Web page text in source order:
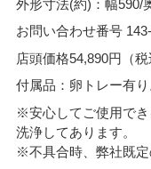
外形寸法(約)：幅590/
お問い合わせ番号
店頭価格54,890円（税
付属品：卵トレー有
※安心してご使用で
洗浄してあります。
※不具合時、弊社既定